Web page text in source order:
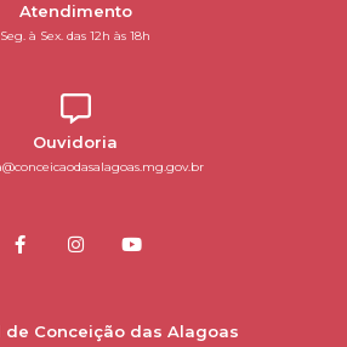
Atendimento
Seg. à Sex. das 12h às 18h
Ouvidoria
Conceição das Alagoas